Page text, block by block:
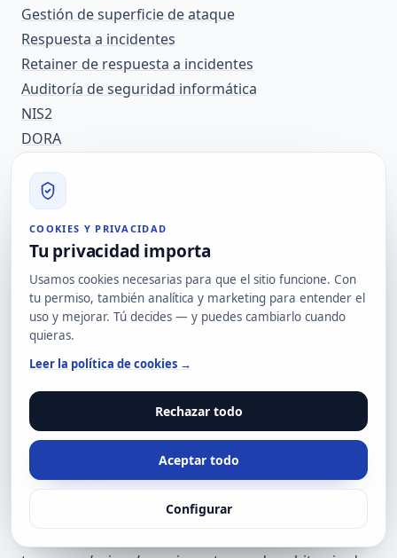
Gestión de superficie de ataque
Respuesta a incidentes
Retainer de respuesta a incidentes
Auditoría de seguridad informática
NIS2
DORA
Si quieres revisar si tus plataformas de seguridad
están correctamente protegidas, actualizadas y
monitorizadas, puedes contactar con nuestro
equipo desde la página decontacto de Hard2bit
Fuentes recomendadas
Splunk Advisory SVD-2026-0603: CVE-2026-20253
https://advisory.splunk.com/advisories/SVD-2026-
0603
CISA: CVE-2026-20253 añadida al catálogo KEV
https://www.cisa.gov/news-
events/alerts/2026/06/18/cisa-adds-one-known-
exploited-vulnerability-catalog
INCIBE-CERT: creación y truncado arbitrario de
archivos sin autenticación en Splunk Enterprise
COOKIES Y PRIVACIDAD
Tu privacidad importa
Usamos cookies necesarias para que el sitio funcione. Con
tu permiso, también analítica y marketing para entender el
uso y mejorar. Tú decides — y puedes cambiarlo cuando
quieras.
Leer la política de cookies →
Rechazar todo
Aceptar todo
Configurar